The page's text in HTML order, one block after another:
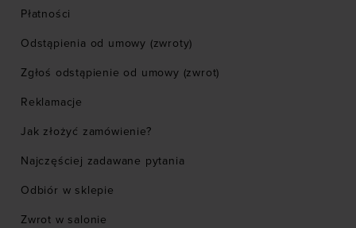
Płatności
Odstąpienia od umowy (zwroty)
Zgłoś odstąpienie od umowy (zwrot)
Reklamacje
Jak złożyć zamówienie?
Najczęściej zadawane pytania
Odbiór w sklepie
Zwrot w salonie